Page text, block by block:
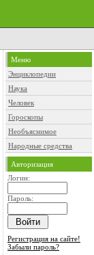
Меню
Энциклопедии
Наука
Человек
Гороскопы
Необъяснимое
Народные средства
Авторизация
Логин:
Пароль:
Регистрация на сайте!
Забыли пароль?